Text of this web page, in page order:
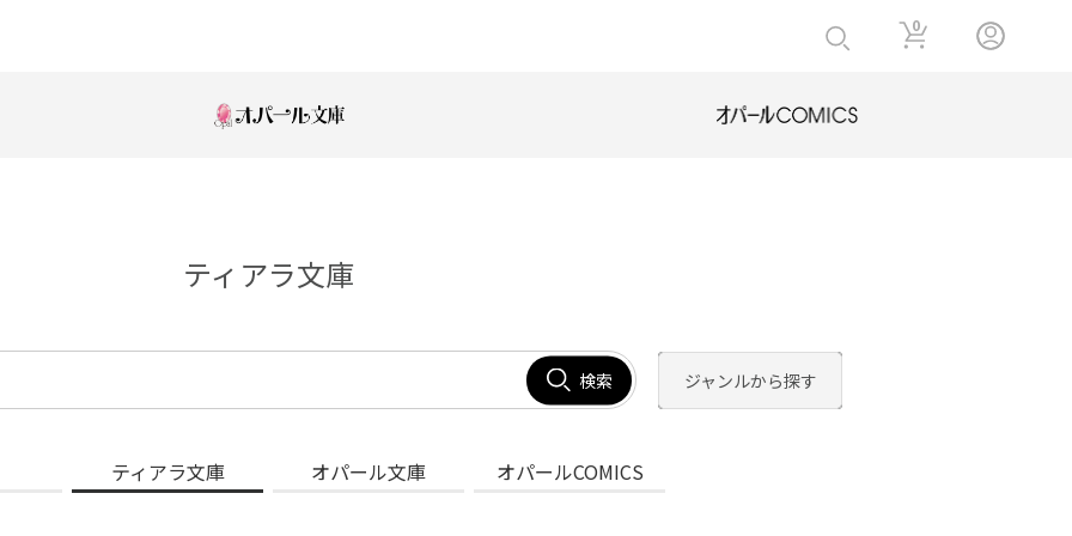
0
ティアラ文庫
検索 ジャンルから探す
ティアラ文庫 オパール文庫 オパールCOMICS